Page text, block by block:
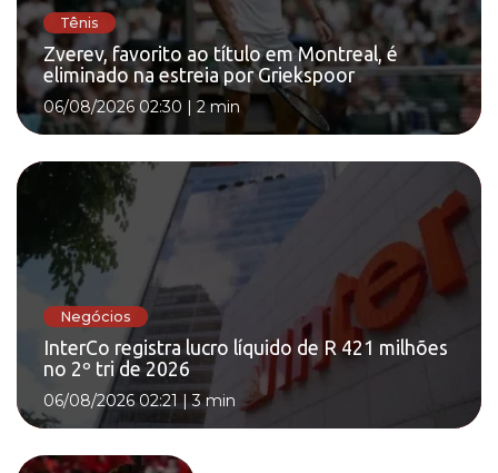
Tênis
Zverev, favorito ao título em Montreal, é
eliminado na estreia por Griekspoor
06/08/2026 02:30 | 2 min
Negócios
InterCo registra lucro líquido de R 421 milhões
no 2º tri de 2026
06/08/2026 02:21 |3 min